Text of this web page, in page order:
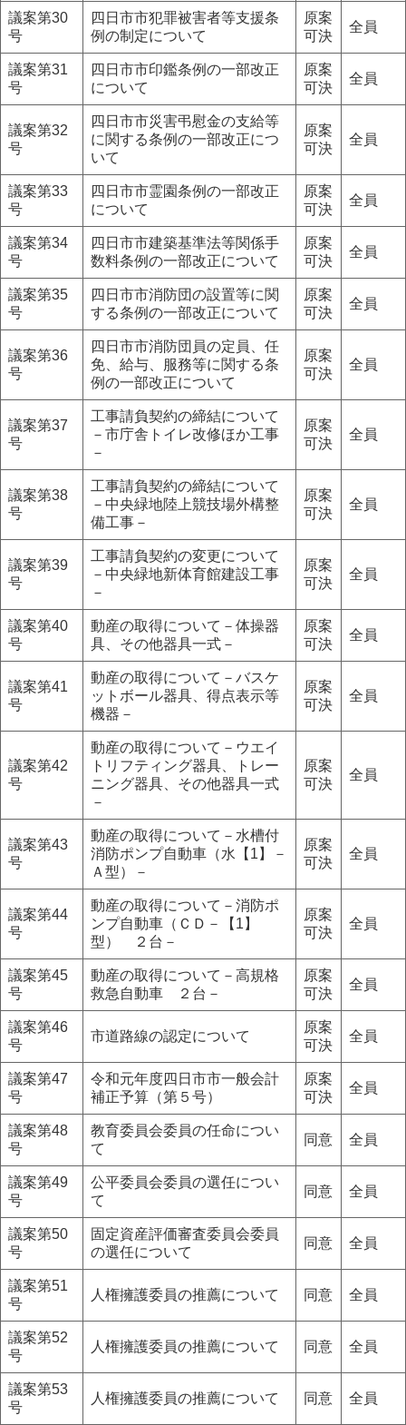
議案第30
号
四日市市犯罪被害者等支援条
例の制定について
原案
可決
全員
議案第31
号
四日市市印鑑条例の一部改正
について
原案
可決
全員
議案第32
号
四日市市災害弔慰金の支給等
に関する条例の一部改正につ
いて
原案
可決
全員
議案第33
号
四日市市霊園条例の一部改正
について
原案
可決
全員
議案第34
号
四日市市建築基準法等関係手
数料条例の一部改正について
原案
可決
全員
議案第35
号
四日市市消防団の設置等に関
する条例の一部改正について
原案
可決
全員
議案第36
号
四日市市消防団員の定員、任
免、給与、服務等に関する条
例の一部改正について
原案
可決
全員
議案第37
号
工事請負契約の締結について
－市庁舎トイレ改修ほか工事
－
原案
可決
全員
議案第38
号
工事請負契約の締結について
－中央緑地陸上競技場外構整
備工事－
原案
可決
全員
議案第39
号
工事請負契約の変更について
－中央緑地新体育館建設工事
－
原案
可決
全員
議案第40
号
動産の取得について－体操器
具、その他器具一式－
原案
可決
全員
議案第41
号
動産の取得について－バスケ
ットボール器具、得点表示等
機器－
原案
可決
全員
議案第42
号
動産の取得について－ウエイ
トリフティング器具、トレー
ニング器具、その他器具一式
－
原案
可決
全員
議案第43
号
動産の取得について－水槽付
消防ポンプ自動車（水【1】－
Ａ型）－
原案
可決
全員
議案第44
号
動産の取得について－消防ポ
ンプ自動車（ＣＤ－【1】
型） ２台－
原案
可決
全員
議案第45
号
動産の取得について－高規格
救急自動車 ２台－
原案
可決
全員
議案第46
号
市道路線の認定について
原案
可決
全員
議案第47
号
令和元年度四日市市一般会計
補正予算（第５号）
原案
可決
全員
議案第48
号
教育委員会委員の任命につい
て
同意 全員
議案第49
号
公平委員会委員の選任につい
て
同意 全員
議案第50
号
固定資産評価審査委員会委員
の選任について
同意 全員
議案第51
号
人権擁護委員の推薦について 同意 全員
議案第52
号
人権擁護委員の推薦について 同意 全員
議案第53
号
人権擁護委員の推薦について 同意 全員